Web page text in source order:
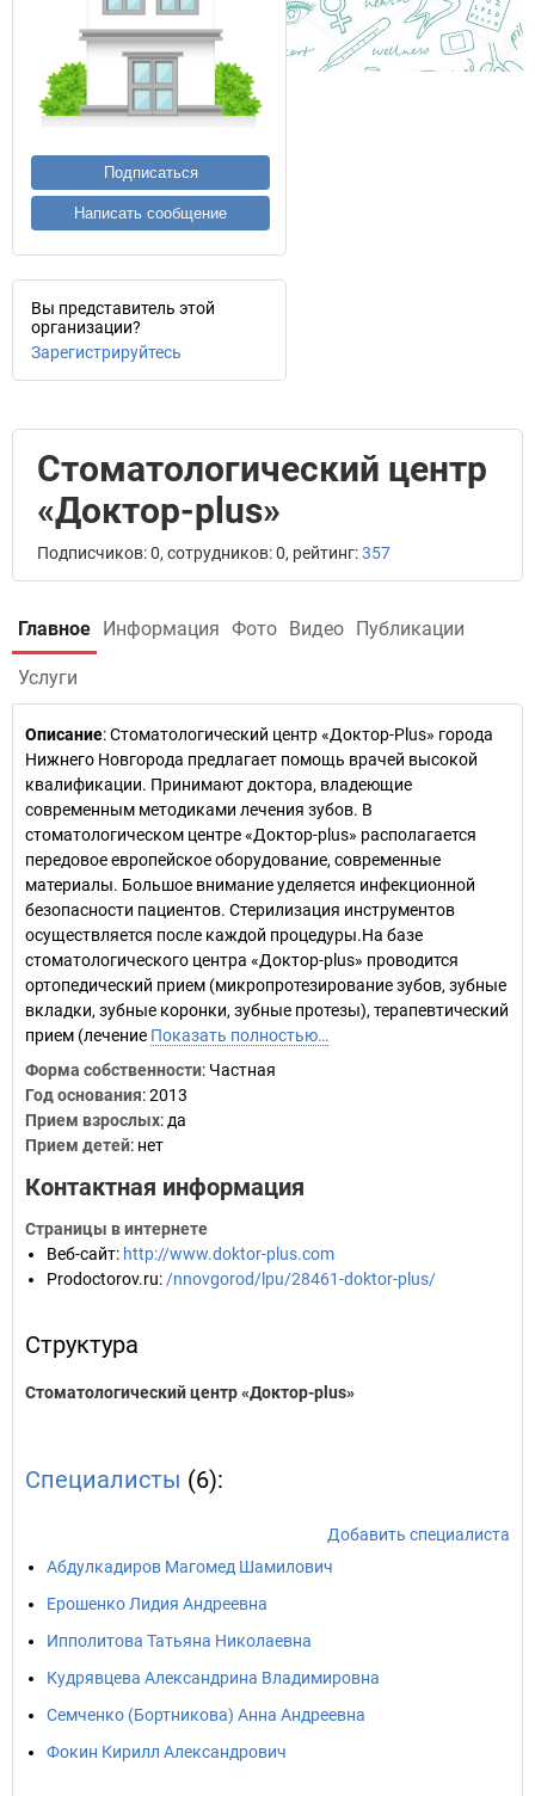
Подписаться
Написать сообщение
Вы представитель этой
организации?
Зарегистрируйтесь
Стоматологический центр
«Доктор-plus»
Подписчиков: 0, сотрудников: 0, рейтинг:357
Главное Информация Фото Видео Публикации
Услуги
Описание: Стоматологический центр «Доктор-Plus» города
Нижнего Новгорода предлагает помощь врачей высокой
квалификации. Принимают доктора, владеющие
современным методиками лечения зубов. В
стоматологическом центре «Доктор-plus» располагается
передовое европейское оборудование, современные
материалы. Большое внимание уделяется инфекционной
безопасности пациентов. Стерилизация инструментов
осуществляется после каждой процедуры.На базе
стоматологического центра «Доктор-plus» проводится
ортопедический прием (микропротезирование зубов, зубные
вкладки, зубные коронки, зубные протезы), терапевтический
прием (лечение Показать полностью…
Форма собственности: Частная
Год основания:2013
Прием взрослых: да
Прием детей: нет
Контактная информация
Страницы в интернете
Веб-сайт: http://www.doktor-plus.com
Prodoctorov.ru: /nnovgorod/lpu/28461-doktor-plus/
Структура
Стоматологический центр «Доктор-plus»
Специалисты (6):
Добавить специалиста
Абдулкадиров Магомед Шамилович
Ерошенко Лидия Андреевна
Ипполитова Татьяна Николаевна
Кудрявцева Александрина Владимировна
Семченко (Бортникова) Анна Андреевна
Фокин Кирилл Александрович